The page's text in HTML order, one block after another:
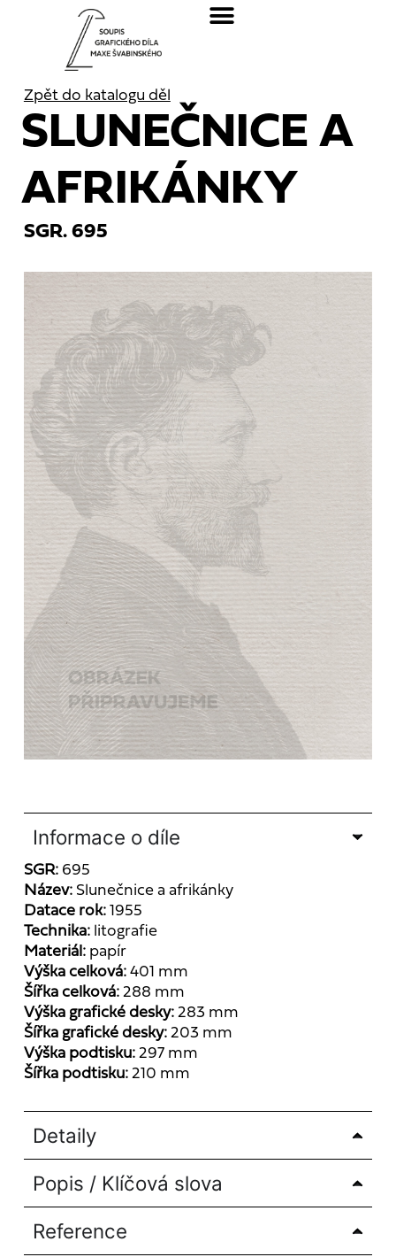
Zpět do katalogu děl
SLUNEČNICE A
AFRIKÁNKY
SGR. 695
Informace o díle
SGR: 695
Název: Slunečnice a afrikánky
Datace rok: 1955
Technika: litografie
Materiál: papír
Výška celková: 401 mm
Šířka celková: 288 mm
Výška grafické desky: 283 mm
Šířka grafické desky: 203 mm
Výška podtisku: 297 mm
Šířka podtisku: 210 mm
Detaily
Popis / Klíčová slova
Reference